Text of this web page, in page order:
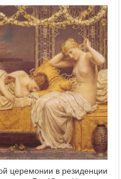
церемонии в резиденции